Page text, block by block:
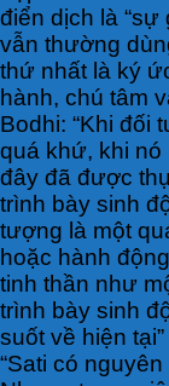
điển dịch là “sự
vẫn thường
thứ nhất là ký
hành, chú tâm
Bodhi: “Khi đối
quá khứ, khi
đây đã được
trình bày sinh
tượng là một
hoặc hành
tinh thần như
trình bày sinh
suốt về hiện
“Sati có